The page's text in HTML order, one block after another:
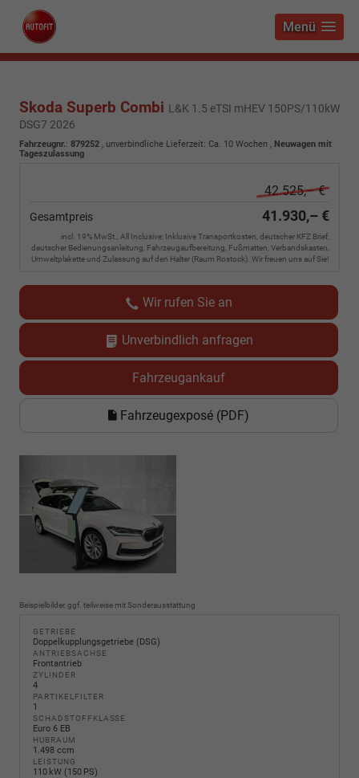
Menü
Skoda Superb Combi L&K 1.5 eTSI mHEV 150PS/110kW
DSG7 2026
Fahrzeugnr.: 879252 , unverbindliche Lieferzeit: Ca. 10 Wochen , Neuwagen mit
Tageszulassung
42.525,– €
Gesamtpreis 41.930,– €
incl. 19% MwSt., All Inclusive: Inklusive Transportkosten, deutscher KFZ Brief,
deutscher Bedienungsanleitung, Fahrzeugaufbereitung, Fußmatten, Verbandskasten,
Umweltplakette und Zulassung auf den Halter (Raum Rostock). Wir freuen uns auf Sie!
Wir rufen Sie an
Unverbindlich anfragen
Fahrzeugankauf
Fahrzeugexposé (PDF)
Beispielbilder, ggf. teilweise mit Sonderausstattung
GETRIEBE
Doppelkupplungsgetriebe (DSG)
ANTRIEBSACHSE
Frontantrieb
ZYLINDER
4
PARTIKELFILTER
1
SCHADSTOFFKLASSE
Euro 6 EB
HUBRAUM
1.498 ccm
LEISTUNG
110 kW (150 PS)